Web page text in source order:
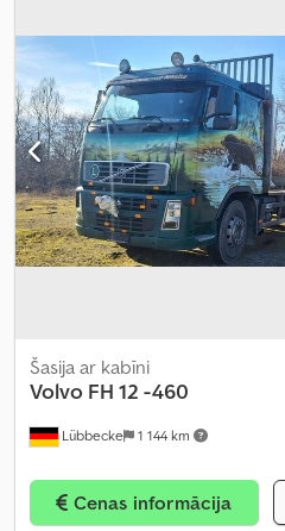
Euro 5, piekares sistēma:tērauds-
7 100 kg, atļautā ass slodze (ass 2):
2008, Aprīkojums:ABS,
regulators, elektriski regulējams
spoileris, stāvvietas sildītājs,
Lübbecke 1 144 km
Šasija ar kabīni
Volvo FH 12 -460
Cenas informācija